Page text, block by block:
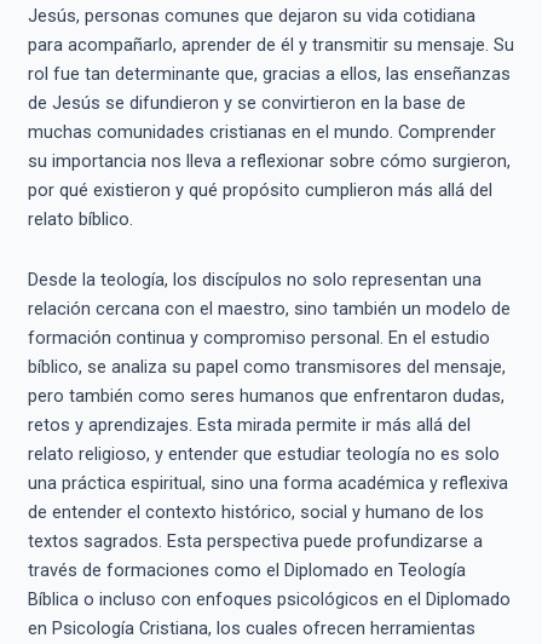
Jesús, personas comunes que dejaron su vida cotidiana
para acompañarlo, aprender de él y transmitir su mensaje. Su
rol fue tan determinante que, gracias a ellos, las enseñanzas
de Jesús se difundieron y se convirtieron en la base de
muchas comunidades cristianas en el mundo. Comprender
su importancia nos lleva a reflexionar sobre cómo surgieron,
por qué existieron y qué propósito cumplieron más allá del
relato bíblico.
Desde la teología, los discípulos no solo representan una
relación cercana con el maestro, sino también un modelo de
formación continua y compromiso personal. En el estudio
bíblico, se analiza su papel como transmisores del mensaje,
pero también como seres humanos que enfrentaron dudas,
retos y aprendizajes. Esta mirada permite ir más allá del
relato religioso, y entender que estudiar teología no es solo
una práctica espiritual, sino una forma académica y reflexiva
de entender el contexto histórico, social y humano de los
textos sagrados. Esta perspectiva puede profundizarse a
través de formaciones como el Diplomado en Teología
Bíblica o incluso con enfoques psicológicos en el Diplomado
en Psicología Cristiana, los cuales ofrecen herramientas